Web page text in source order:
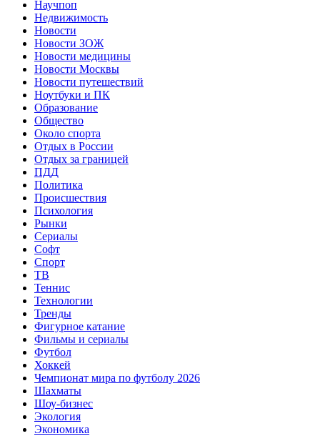
Научпоп
Недвижимость
Новости
Новости ЗОЖ
Новости медицины
Новости Москвы
Новости путешествий
Ноутбуки и ПК
Образование
Общество
Около спорта
Отдых в России
Отдых за границей
ПДД
Политика
Происшествия
Психология
Рынки
Сериалы
Софт
Спорт
ТВ
Теннис
Технологии
Тренды
Фигурное катание
Фильмы и сериалы
Футбол
Хоккей
Чемпионат мира по футболу 2026
Шахматы
Шоу-бизнес
Экология
Экономика